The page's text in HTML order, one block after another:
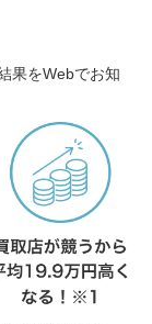
果をWebでお知